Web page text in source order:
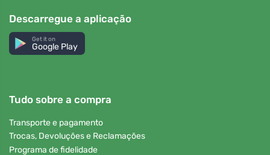
Descarregue a aplicação
Get it on
Google Play
Tudo sobre a compra
Transporte e pagamento
Trocas, Devoluções e Reclamações
Programa de fidelidade